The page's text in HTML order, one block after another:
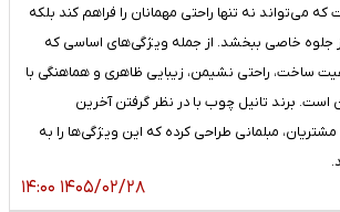
می‌تواند نه تنها راحتی مهمانان را فراهم کند بلکه
جلوه خاصی ببخشد. از جمله ویژگی‌های اساسی که
ساخت، راحتی نشیمن، زیبایی ظاهری و هماهنگی با
است. برند تانیل چوب با در نظر گرفتن آخرین
مشتریان، مبلمانی طراحی کرده که این ویژگی‌ها را به
۱۴۰۵/۰۲/۲۸ ۱۴:۰۰